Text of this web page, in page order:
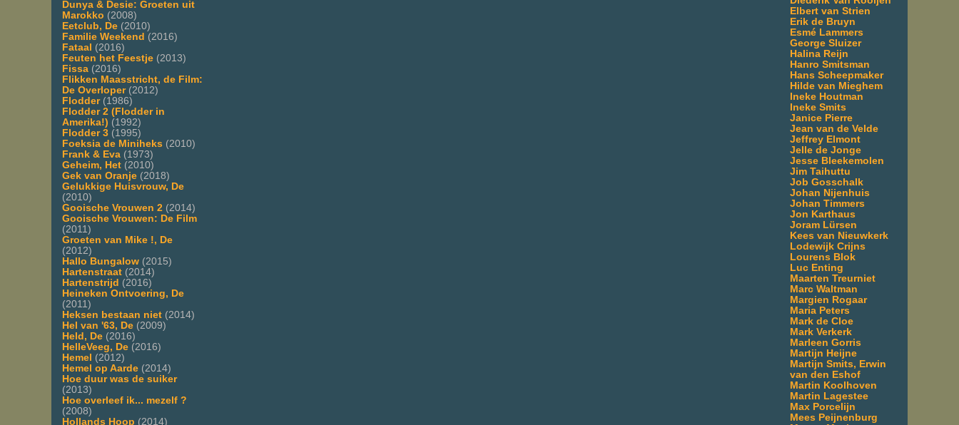
Dunya & Desie: Groeten uit
Marokko (2008)
Eetclub, De (2010)
Familie Weekend (2016)
Fataal (2016)
Feuten het Feestje (2013)
Fissa (2016)
Flikken Maasstricht, de Film:
De Overloper(2012)
Flodder(1986)
Flodder 2 (Flodder in
Amerika!) (1992)
Flodder 3 (1995)
Foeksia de Miniheks (2010)
Frank & Eva (1973)
Geheim, Het (2010)
Gek van Oranje (2018)
Gelukkige Huisvrouw, De
(2010)
Gooische Vrouwen 2 (2014)
Gooische Vrouwen: De Film
(2011)
Groeten van Mike !, De
(2012)
Hallo Bungalow (2015)
Hartenstraat (2014)
Hartenstrijd (2016)
Heineken Ontvoering, De
(2011)
Heksen bestaan niet (2014)
Hel van '63, De (2009)
Held, De (2016)
HelleVeeg, De (2016)
Hemel (2012)
Hemel op Aarde (2014)
Hoe duur was de suiker
(2013)
Hoe overleef ik... mezelf ?
(2008)
Hollands Hoop (2014)
Elbert van Strien
Erik de Bruyn
Esmé Lammers
George Sluizer
Halina Reijn
Hanro Smitsman
Hans Scheepmaker
Hilde van Mieghem
Ineke Houtman
Ineke Smits
Janice Pierre
Jean van de Velde
Jeffrey Elmont
Jelle de Jonge
Jesse Bleekemolen
Jim Taihuttu
Job Gosschalk
Johan Nijenhuis
Johan Timmers
Jon Karthaus
Joram Lürsen
Kees van Nieuwkerk
Lodewijk Crijns
Lourens Blok
Luc Enting
Maarten Treurniet
Marc Waltman
Margien Rogaar
Maria Peters
Mark de Cloe
Mark Verkerk
Marleen Gorris
Martijn Heijne
Martijn Smits, Erwin
van den Eshof
Martin Koolhoven
Martin Lagestee
Max Porcelijn
Mees Peijnenburg